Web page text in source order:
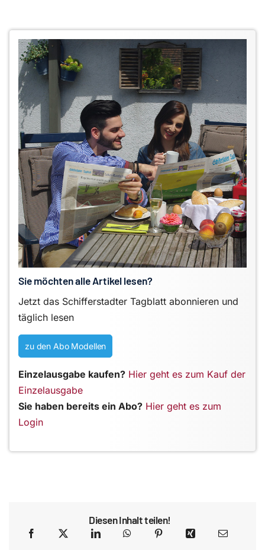
Sie möchten alle Artikel lesen?
Jetzt das Schifferstadter Tagblatt abonnieren und
täglich lesen
zu den Abo Modellen
Einzelausgabe kaufen? Hier geht es zum Kauf der
Einzelausgabe
Sie haben bereits ein Abo? Hier geht es zum
Login
Diesen Inhalt teilen!